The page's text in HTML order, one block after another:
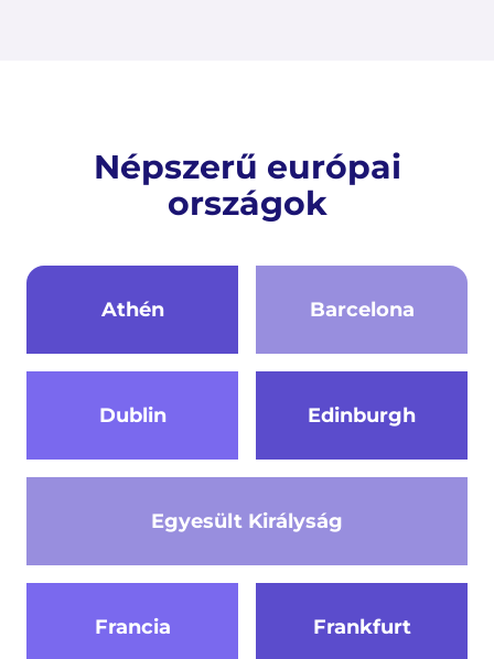
Népszerű európai
országok
Athén Barcelona
Dublin Edinburgh
Egyesült Királyság
Francia Frankfurt